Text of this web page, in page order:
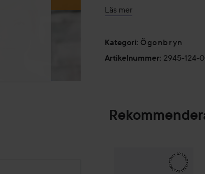
Torka av överflödig produkt
pannans inre hörn till det
Upprepa tills önskat
3 g
Läs mer
Kategori: Ögonbryn
Artikelnummer: 2945-124-
Make Up Store